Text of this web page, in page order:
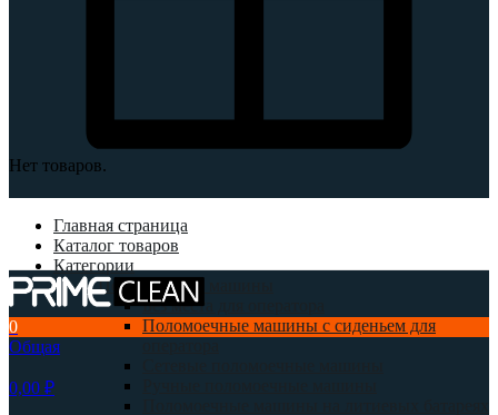
Нет товаров.
Главная страница
Каталог товаров
Категории
Поломоечные машины
Без места для оператора
Поломоечные машины с сиденьем для
0
Общая
0,00 ₽